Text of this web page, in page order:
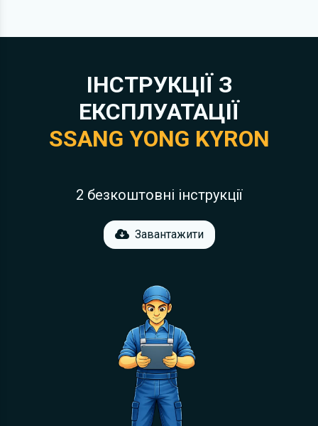
ІНСТРУКЦІЇ З
ЕКСПЛУАТАЦІЇ
SSANG YONG KYRON
2 безкоштовні інструкції
Завантажити